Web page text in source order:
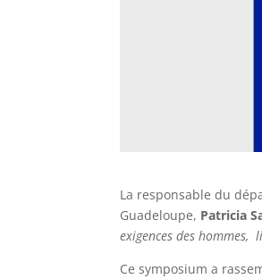
La responsable du
Guadeloupe, Patricia
exigences des hommes,
Ce symposium a